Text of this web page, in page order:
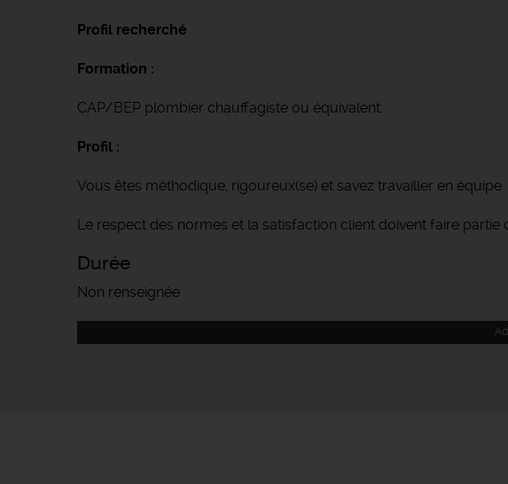
Profil recherché
Formation :
CAP/BEP plombier chauffagiste ou équivalent.
Profil :
Vous êtes méthodique, rigoureux(se) et savez travailler en équipe
Le respect des normes et la satisfaction client doivent faire partie
Durée
Non renseignée